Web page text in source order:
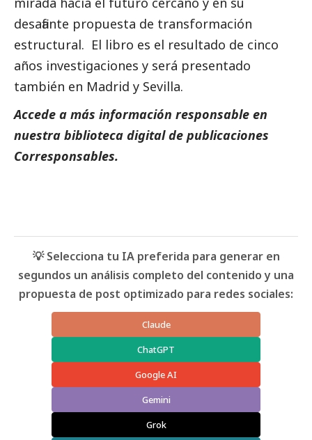
desafiante propuesta de transformación
estructural. El libro es el resultado de cinco
años investigaciones y será presentado
también en Madrid y Sevilla.
Accede a más información responsable en
nuestra biblioteca digital de publicaciones
Corresponsables.
💡 Selecciona tu IA preferida para generar en
segundos un análisis completo del contenido y una
propuesta de post optimizado para redes sociales:
Claude
ChatGPT
Google AI
Gemini
Grok